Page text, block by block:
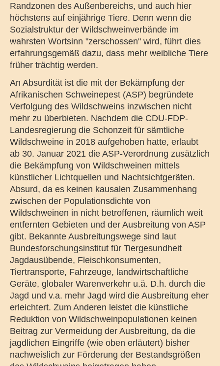
Randzonen des Außenbereichs, und auch hier
höchstens auf einjährige Tiere. Denn wenn die
Sozialstruktur der Wildschweinverbände im
wahrsten Wortsinn "zerschossen" wird, führt dies
erfahrungsgemäß dazu, dass mehr weibliche Tiere
früher trächtig werden.
An Absurdität ist die mit der Bekämpfung der
Afrikanischen Schweinepest (ASP) begründete
Verfolgung des Wildschweins inzwischen nicht
mehr zu überbieten. Nachdem die CDU-FDP-
Landesregierung die Schonzeit für sämtliche
Wildschweine in 2018 aufgehoben hatte, erlaubt
ab 30. Januar 2021 die ASP-Verordnung zusätzlich
die Bekämpfung von Wildschweinen mittels
künstlicher Lichtquellen und Nachtsichtgeräten.
Absurd, da es keinen kausalen Zusammenhang
zwischen der Populationsdichte von
Wildschweinen in nicht betroffenen, räumlich weit
entfernten Gebieten und der Ausbreitung von ASP
gibt. Bekannte Ausbreitungswege sind laut
Bundesforschungsinstitut für Tiergesundheit
Jagdausübende, Fleischkonsumenten,
Tiertransporte, Fahrzeuge, landwirtschaftliche
Geräte, globaler Warenverkehr u.ä. D.h. durch die
Jagd und v.a. mehr Jagd wird die Ausbreitung eher
erleichtert. Zum Anderen leistet die künstliche
Reduktion von Wildschweinpopulationen keinen
Beitrag zur Vermeidung der Ausbreitung, da die
jagdlichen Eingriffe (wie oben erläutert) bisher
nachweislich zur Förderung der Bestandsgrößen